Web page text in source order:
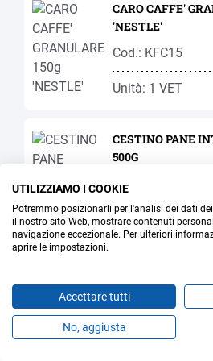
Prodotti Preferiti Temi
CARO CAFFE'
'NESTLE'
Cod.: KFC15
Unità: 1 VET
CESTINO PANE
500G
Cod.: BTK02
Unità: 1 NR.
900G
Cod.: OBC10
UTILIZZIAMO I COOKIE
Potremmo posizionarli per l'analisi dei dati
il nostro sito Web, mostrare contenuti
navigazione eccezionale. Per ulteriori
aprire le impostazioni.
Accettare tutti
No, aggiusta